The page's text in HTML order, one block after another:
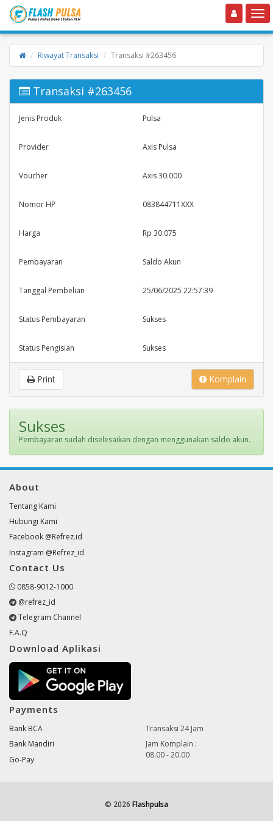
Toggle navigation
Riwayat Transaksi Transaksi #263456
Transaksi #263456
Jenis Produk Pulsa
Provider Axis Pulsa
Voucher Axis 30.000
Nomor HP 083844711XXX
Harga Rp 30.075
Pembayaran Saldo Akun
Tanggal Pembelian 25/06/2025 22:57:39
Status Pembayaran Sukses
Status Pengisian Sukses
Komplain
Print
Sukses
Pembayaran sudah diselesaikan dengan menggunakan saldo akun.
About
Tentang Kami
Hubungi Kami
Facebook @Refrez.id
Instagram @Refrez_id
Contact Us
0858-9012-1000
@refrez_id
Telegram Channel
F.A.Q
Download Aplikasi
Payments
Bank BCA
Bank Mandiri
Go-Pay
Transaksi 24 Jam
Jam Komplain :
08.00 - 20.00
© 2026 Flashpulsa